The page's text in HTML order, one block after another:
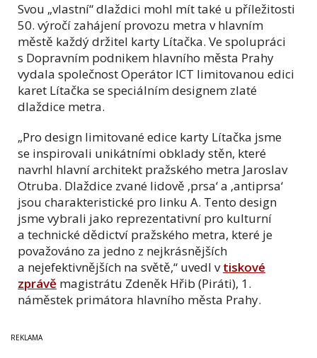
Svou „vlastní“ dlaždici mohl mít také u příležitosti
50. výročí zahájení provozu metra v hlavním
městě každý držitel karty Lítačka. Ve spolupráci
s Dopravním podnikem hlavního města Prahy
vydala společnost Operátor ICT limitovanou edici
karet Lítačka se speciálním designem zlaté
dlaždice metra.
„Pro design limitované edice karty Lítačka jsme
se inspirovali unikátními obklady stěn, které
navrhl hlavní architekt pražského metra Jaroslav
Otruba. Dlaždice zvané lidově ‚prsa‘ a ‚antiprsa‘
jsou charakteristické pro linku A. Tento design
jsme vybrali jako reprezentativní pro kulturní
a technické dědictví pražského metra, které je
považováno za jedno z nejkrásnějších
a nejefektivnějších na světě,“ uvedl vtiskové
zprávě magistrátu Zdeněk Hřib (Piráti), 1.
náměstek primátora hlavního města Prahy.